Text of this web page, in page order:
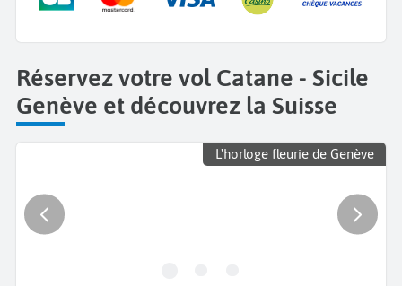
Réservez votre vol Catane - Sicile
Genève et découvrez la Suisse
L'horloge fleurie de Genève